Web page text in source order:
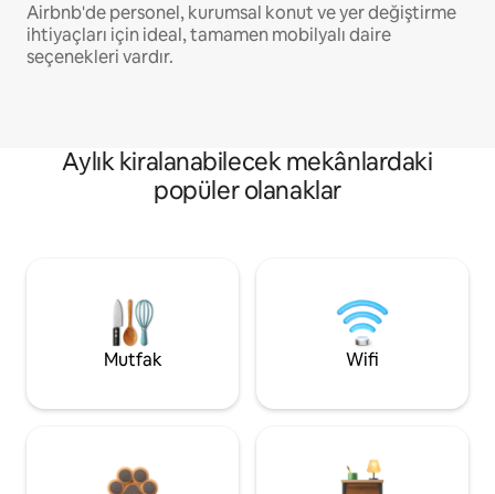
Airbnb'de personel, kurumsal konut ve yer değiştirme
ihtiyaçları için ideal, tamamen mobilyalı daire
seçenekleri vardır.
Aylık kiralanabilecek mekânlardaki
popüler olanaklar
Mutfak Wifi